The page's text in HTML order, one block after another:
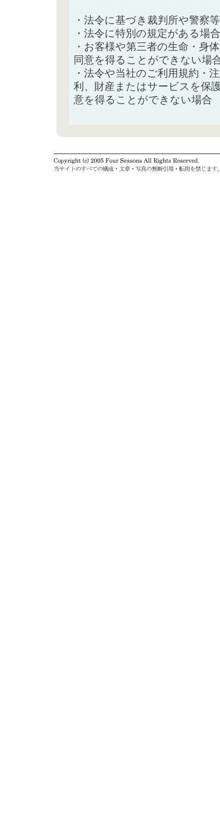
・法令に基づき裁判所や警察
・法令に特別の規定がある場合
・お客様や第三者の生命・身
同意を得ることができない場
・法令や当社のご利用規約・
利、財産またはサービスを保
意を得ることができない場合